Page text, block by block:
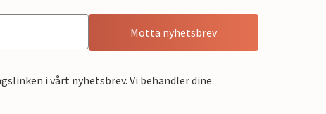
Motta nyhetsbrev
i vårt nyhetsbrev. Vi behandler dine